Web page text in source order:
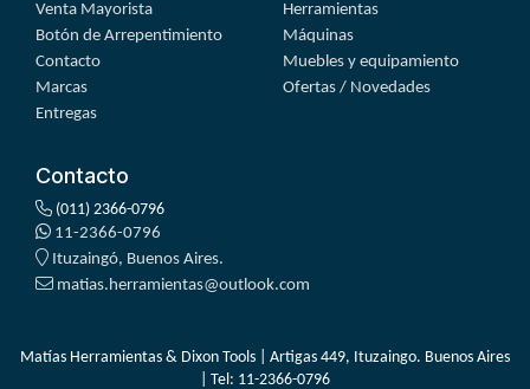
Venta Mayorista
Botón de Arrepentimiento
Contacto
Marcas
Entregas
Herramientas
Máquinas
Muebles y equipamiento
Ofertas / Novedades
Contacto
(011) 2366-0796
11-2366-0796
Ituzaingó, Buenos Aires.
matias.herramientas@outlook.com
Matías Herramientas & Dixon Tools | Artigas 449, Ituzaingo. Buenos Aires
| Tel: 11-2366-0796